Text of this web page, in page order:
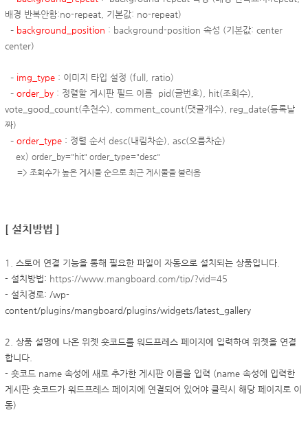
배경 반복안함:no-repeat, 기본값: no-repeat)
– background_position : background-position 속성 (기본값: center
center)
– img_type : 이미지 타입 설정 (full, ratio)
– order_by : 정렬할 게시판 필드 이름 pid(글번호), hit(조회수),
vote_good_count(추천수), comment_count(댓글개수), reg_date(등록날
짜)
– order_type : 정렬 순서 desc(내림차순), asc(오름차순)
ex) order_by="hit" order_type="desc"
=> 조회수가 높은 게시물 순으로 최근 게시물을 불러옴
[ 설치방법 ]
1. 스토어 연결 기능을 통해 필요한 파일이 자동으로 설치되는 상품입니다.
- 설치방법: https://www.mangboard.com/tip/?vid=45
- 설치경로: /wp-
content/plugins/mangboard/plugins/widgets/latest_gallery
2. 상품 설명에 나온 위젯 숏코드를 워드프레스 페이지에 입력하여 위젯을 연결
합니다.
- 숏코드 name 속성에 새로 추가한 게시판 이름을 입력 (name 속성에 입력한
게시판 숏코드가 워드프레스 페이지에 연결되어 있어야 클릭시 해당 페이지로 이
동)